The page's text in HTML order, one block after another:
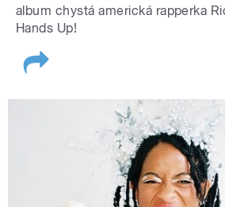
album chystá americká rapperka
Hands Up!